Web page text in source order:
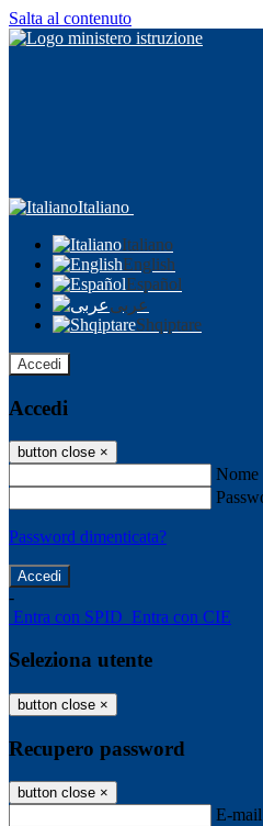
Salta al contenuto
Italiano
Italiano
English
Español
عربى
Shqiptare
Accedi
Accedi
button close ×
Nome
Password dimenticata?
-
Entra con SPID Entra con CIE
Seleziona utente
button close ×
Recupero password
button close ×
E-mail